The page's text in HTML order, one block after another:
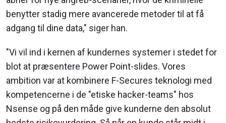
benytter stadig mere avancerede metoder til at få
adgang til dine data," siger han.
"Vi vil ind i kernen af kundernes systemer i stedet for
blot at præsentere Power Point-slides. Vores
ambition var at kombinere F-Secures teknologi med
kompetencerne i de "etiske hacker-teams" hos
Nsense og på den måde give kunderne den absolut